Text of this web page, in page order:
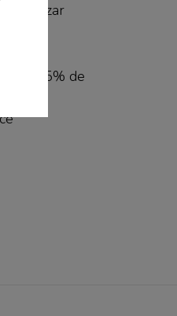
y utilizar
con 95% de